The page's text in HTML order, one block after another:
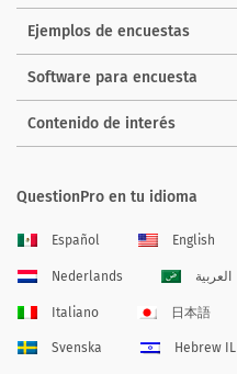
Ejemplos de encuestas
Software para encuesta
Contenido de interés
QuestionPro en tu idioma
Español English
Nederlands العربية
Italiano 日本語
Svenska Hebrew IL